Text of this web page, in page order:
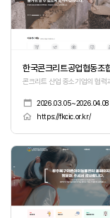
한국콘크리트공업협동조
콘크리트 산업 중소기업의 협력
2026.03.05~2026.04.08
https://fkcic.or.kr/